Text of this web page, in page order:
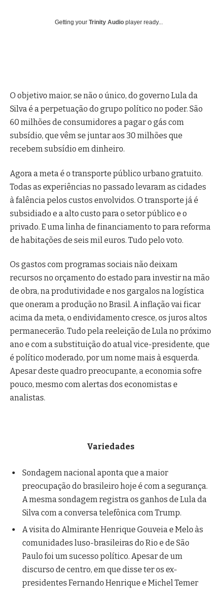
Getting your Trinity Audio player ready...
O objetivo maior, se não o único, do governo Lula da
Silva é a perpetuação do grupo político no poder. São
60 milhões de consumidores a pagar o gás com
subsídio, que vêm se juntar aos 30 milhões que
recebem subsídio em dinheiro.
Agora a meta é o transporte público urbano gratuito.
Todas as experiências no passado levaram as cidades
à falência pelos custos envolvidos. O transporte já é
subsidiado e a alto custo para o setor público e o
privado. E uma linha de financiamento to para reforma
de habitações de seis mil euros. Tudo pelo voto.
Os gastos com programas sociais não deixam
recursos no orçamento do estado para investir na mão
de obra, na produtividade e nos gargalos na logística
que oneram a produção no Brasil. A inflação vai ficar
acima da meta, o endividamento cresce, os juros altos
permanecerão. Tudo pela reeleição de Lula no próximo
ano e com a substituição do atual vice-presidente, que
é político moderado, por um nome mais à esquerda.
Apesar deste quadro preocupante, a economia sofre
pouco, mesmo com alertas dos economistas e
analistas.
Variedades
Sondagem nacional aponta que a maior
preocupação do brasileiro hoje é com a segurança.
A mesma sondagem registra os ganhos de Lula da
Silva com a conversa telefônica com Trump.
A visita do Almirante Henrique Gouveia e Melo às
comunidades luso-brasileiras do Rio e de São
Paulo foi um sucesso político. Apesar de um
discurso de centro, em que disse ter os ex-
presidentes Fernando Henrique e Michel Temer